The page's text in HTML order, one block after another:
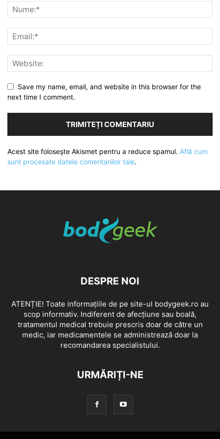
Save my name, email, and website in this browser for the
next time I comment.
Acest site folosește Akismet pentru a reduce spamul. Află cum
sunt procesate datele comentariilor tale.
DESPRE NOI
ATENȚIE! Toate informațiile de pe site-ul bodygeek.ro au
scop informativ. Indiferent de afecțiune sau boală,
tratamentul medical trebuie prescris doar de către un
medic, iar medicamentele se administrează doar la
recomandarea specialistului.
URMĂRIȚI-NE